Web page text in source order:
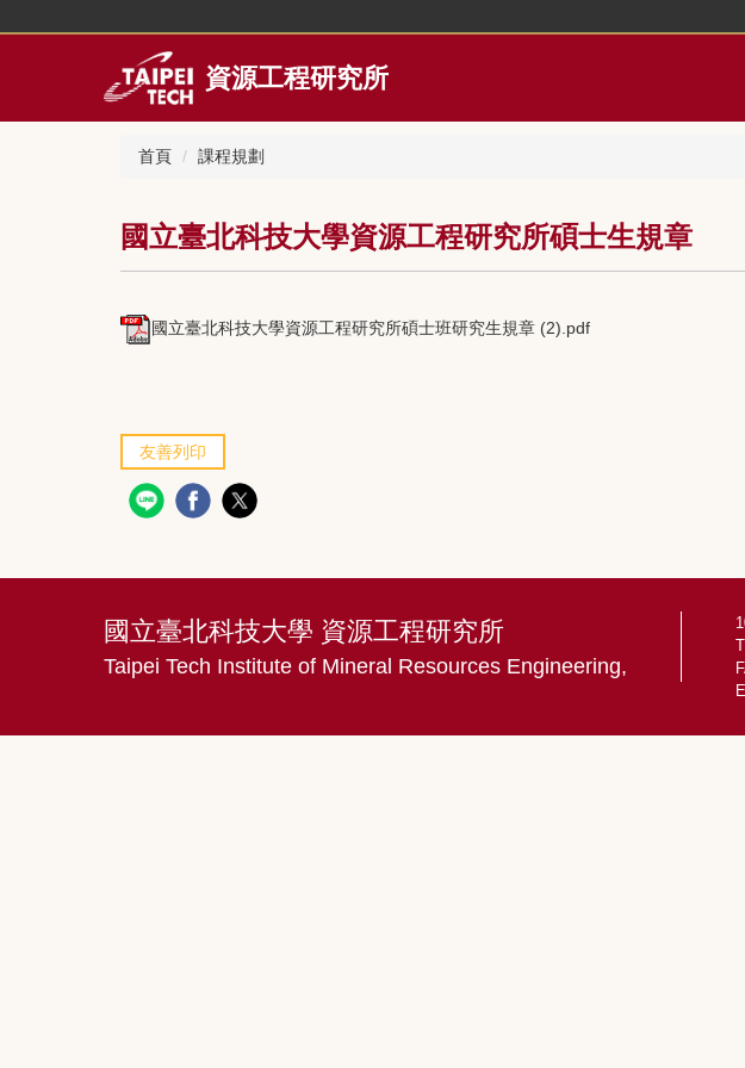
資源工程研究所
首頁 課程規劃
國立臺北科技大學資源工程研究所碩士生規章
國立臺北科技大學資源工程研究所碩士班研究生規章 (2).pdf
友善列印
國立臺北科技大學 資源工程研究所
Taipei Tech Institute of Mineral Resources Engineering,